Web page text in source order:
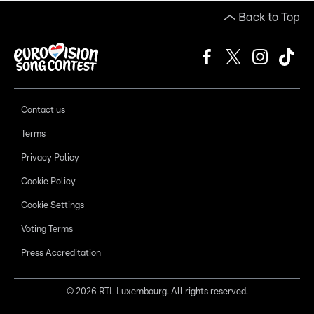
Back to Top
Contact us
Terms
Privacy Policy
Cookie Policy
Cookie Settings
Voting Terms
Press Accreditation
© 2026 RTL Luxembourg. All rights reserved.